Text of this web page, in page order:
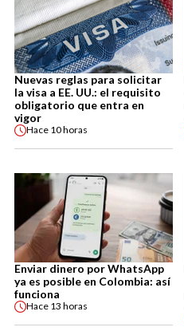
Nuevas reglas para solicitar
la visa a EE. UU.: el requisito
obligatorio que entra en
vigor
Hace 10 horas
Enviar dinero por WhatsApp
ya es posible en Colombia: así
funciona
Hace 13 horas